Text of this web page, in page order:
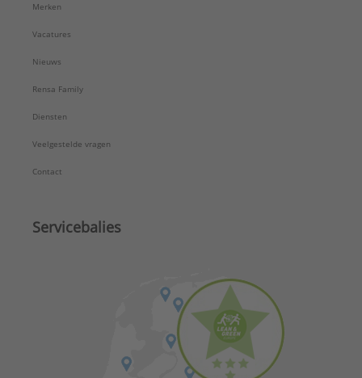
Merken
Vacatures
Nieuws
Rensa Family
Diensten
Veelgestelde vragen
Contact
Servicebalies